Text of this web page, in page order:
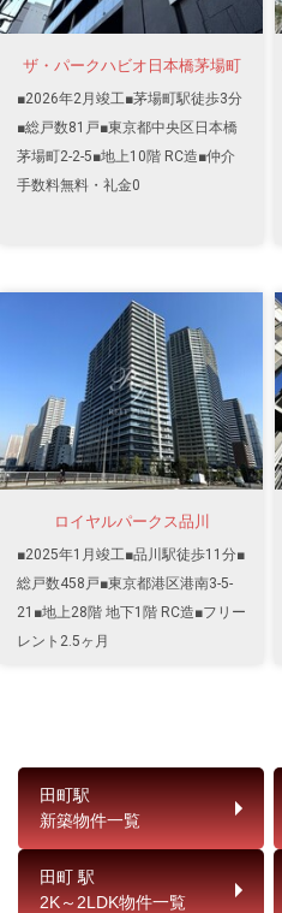
ザ・パークハビオ日本橋茅場町
■2026年2月竣工■茅場町駅徒歩3分
■総戸数81戸■東京都中央区日本橋
茅場町2-2-5■地上10階 RC造■仲介
手数料無料・礼金0
ロイヤルパークス品川
■2025年1月竣工■品川駅徒歩11分■
総戸数458戸■東京都港区港南3-5-
21■地上28階 地下1階 RC造■フリー
レント2.5ヶ月
田町駅
新築物件一覧
田町 駅
2K～2LDK物件一覧